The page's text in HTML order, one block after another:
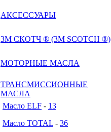
АКСЕССУАРЫ
3М СКОТЧ ® (3M SCOTCH ®)
МОТОРНЫЕ МАСЛА
ТРАНСМИССИОННЫЕ
МАСЛА
Масло ELF - 13
Масло TOTAL - 36